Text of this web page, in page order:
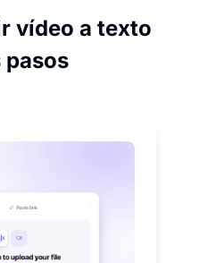
vídeo a texto
pasos